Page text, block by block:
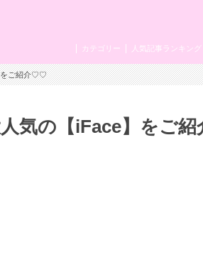
人気記事ランキング
カテゴリー
をご紹介♡♡
気の【iFace】をご紹